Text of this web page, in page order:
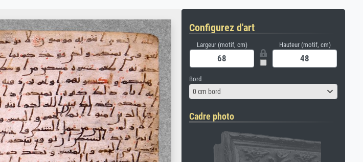
Configurez d'art
Largeur (motif, cm) Hauteur (motif, cm)
Bord
0 cm bord
Cadre photo